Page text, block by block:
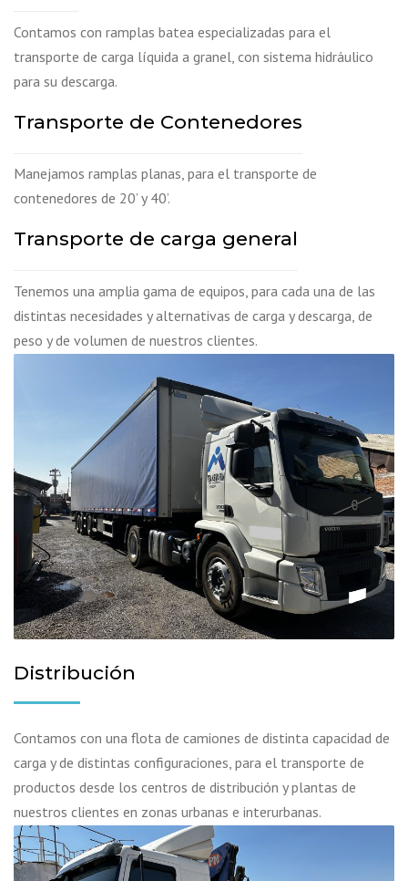
Contamos con ramplas batea especializadas para el
transporte de carga líquida a granel, con sistema hidráulico
para su descarga.
Transporte de Contenedores
Manejamos ramplas planas, para el transporte de
contenedores de 20’ y 40’.
Transporte de carga general
Tenemos una amplia gama de equipos, para cada una de las
distintas necesidades y alternativas de carga y descarga, de
peso y de volumen de nuestros clientes.
Distribución
Contamos con una flota de camiones de distinta capacidad de
carga y de distintas configuraciones, para el transporte de
productos desde los centros de distribución y plantas de
nuestros clientes en zonas urbanas e interurbanas.